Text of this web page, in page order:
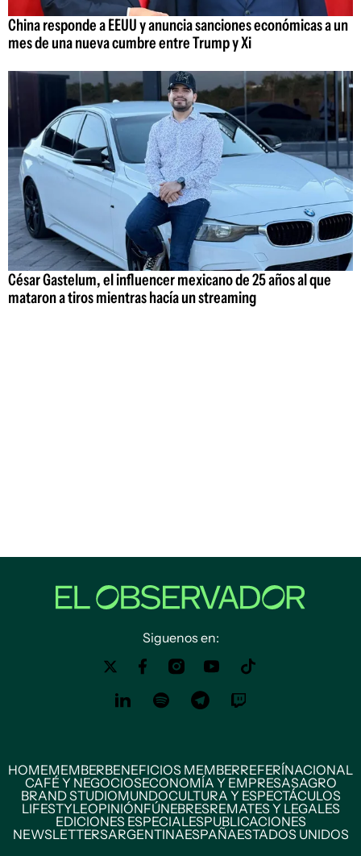
China responde a EEUU y anuncia sanciones económicas a un
mes de una nueva cumbre entre Trump y Xi
César Gastelum, el influencer mexicano de 25 años al que
mataron a tiros mientras hacía un streaming
Siguenos en:
HOMEMEMBERBENEFICIOS MEMBERREFERÍNACIONAL
CAFÉ Y NEGOCIOSECONOMÍA Y EMPRESASAGRO
BRAND STUDIOMUNDOCULTURA Y ESPECTÁCULOS
LIFESTYLEOPINIÓNFÚNEBRESREMATES Y LEGALES
EDICIONES ESPECIALESPUBLICACIONES
NEWSLETTERSARGENTINAESPAÑAESTADOS UNIDOS